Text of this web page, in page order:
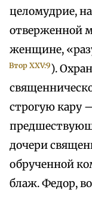
целомудрие,
отверженной
женщине,
Втор XXV:9).
строгую кару
дочери
обрученной
блаж. Федор,